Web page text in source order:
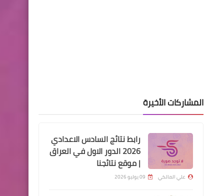
اسماء االرعاية الاجتماعية
اطلاق الوجبة الثامنة للرعاية
الاجتماعية
المشاركات الأخيرة
رابط نتائج السادس الاعدادي
2026 الدور الاول في العراق
| موقع نتائجنا
علي المالكي 09 يوليو 2026